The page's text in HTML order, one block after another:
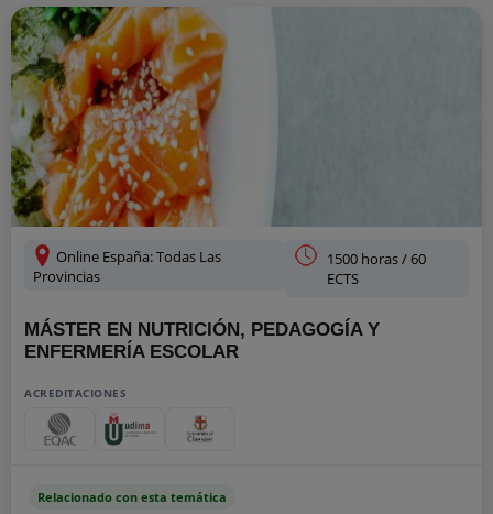
Online España: Todas Las
Provincias
1500 horas / 60
ECTS
MÁSTER EN NUTRICIÓN, PEDAGOGÍA Y
ENFERMERÍA ESCOLAR
ACREDITACIONES
Relacionado con esta temática